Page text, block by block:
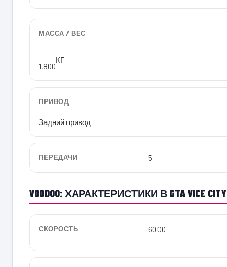
МАССА / ВЕС
1,800
КГ
ПРИВОД
Задний привод
ПЕРЕДАЧИ 5
VOODOO: ХАРАКТЕРИСТИКИ В GTA VICE CITY
СКОРОСТЬ 60.00